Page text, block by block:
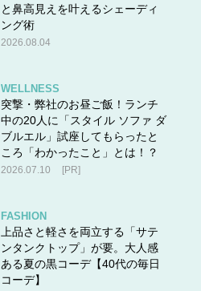
と鼻高見えを叶えるシェーディ
ング術
2026.08.04
WELLNESS
突撃・弊社のお昼ご飯！ランチ
中の20人に「スタイル ソファ ダ
ブルエル」試座してもらったと
ころ「わかったこと」とは！？
2026.07.10 [PR]
FASHION
上品さと軽さを両立する「サテ
ンタンクトップ」が要。大人感
ある夏の黒コーデ【40代の毎日
コーデ】